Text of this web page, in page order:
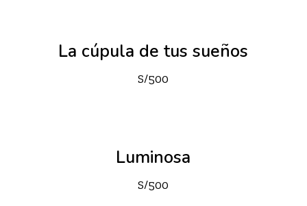
La cúpula de tus sueños
S/500
Luminosa
S/500